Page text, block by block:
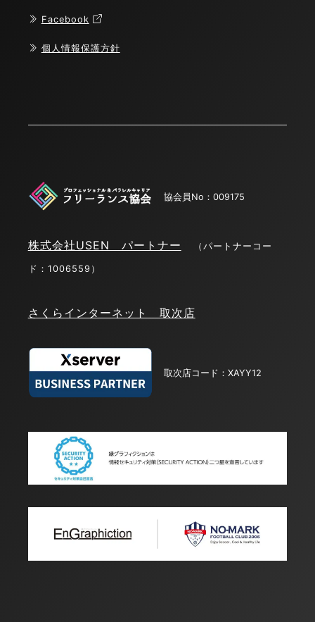
Facebook
個人情報保護方針
協会員No：009175
株式会社USEN パートナー （パートナーコー
ド：1006559）
さくらインターネット 取次店
取次店コード：XAYY12